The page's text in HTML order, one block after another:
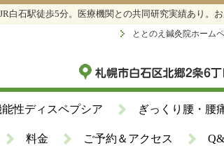
白石駅徒歩5分。医療機関との共同研究実績あり。
ととのえ鍼灸院ホーム
能性ディスペプシア ぎっくり腰・腰
料金 ご予約＆アクセス